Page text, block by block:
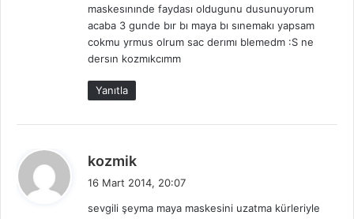
maskesınınde faydası oldugunu dusunuyorum
acaba 3 gunde bır bı maya bı sınemakı yapsam
cokmu yrmus olrum sac derımı blemedm :S ne
dersın kozmıkcımm
Yanıtla
kozmik
i
16 Mart 2014, 20:07
sevgili şeyma maya maskesini uzatma kürleriyle